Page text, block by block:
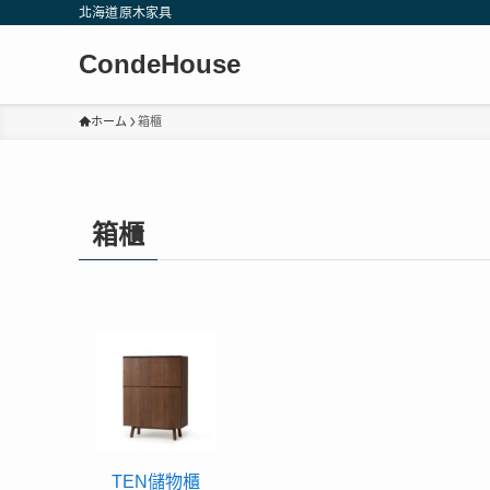
北海道原木家具
CondeHouse
ホーム 箱櫃
箱櫃
TEN儲物櫃